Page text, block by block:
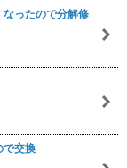
ったので分解修
で交換